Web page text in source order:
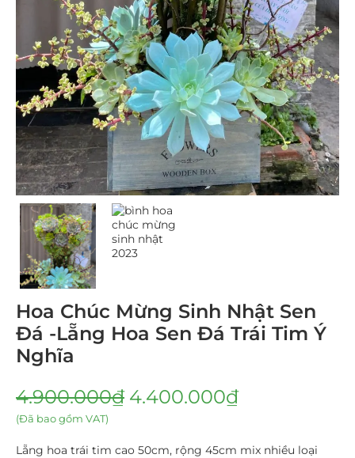
Hoa Chúc Mừng Sinh Nhật Sen
Đá -Lẵng Hoa Sen Đá Trái Tim Ý
Nghĩa
4.900.000₫ 4.400.000₫
(Đã bao gồm VAT)
Lẵng hoa trái tim cao 50cm, rộng 45cm mix nhiều loại